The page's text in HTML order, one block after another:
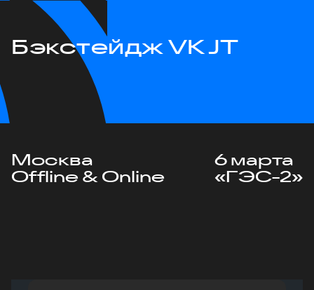
Бэкстейдж VK JT
Москва
Offline & Online
6 марта
«ГЭС-2»